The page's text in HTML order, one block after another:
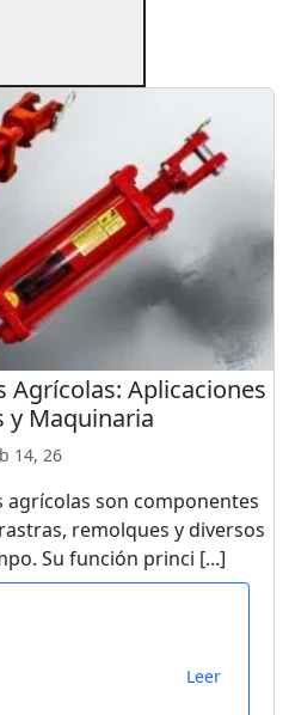
Agrícolas: Aplicaciones
y Maquinaria
14, 26
son componentes
remolques y diversos
Su función princi [...]
Leer